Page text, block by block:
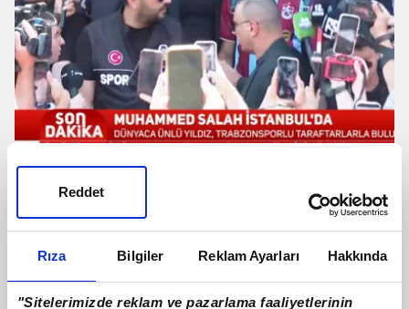
Rıza Bilgiler Reklam Ayarları Hakkında
"Sitelerimizde reklam ve pazarlama faaliyetlerinin
Reddet
İşte o anlar